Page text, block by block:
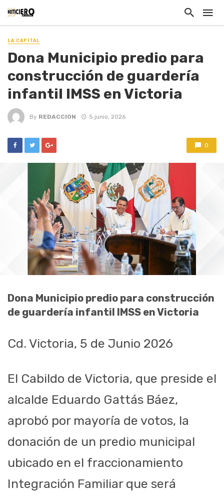
LA CAPITAL
Dona Municipio predio para
construcción de guardería
infantil IMSS en Victoria
By REDACCION 5 junio, 2026
0
Dona Municipio predio para construcción
de guardería infantil IMSS en Victoria
Cd. Victoria, 5 de Junio 2026
El Cabildo de Victoria, que preside el
alcalde Eduardo Gattás Báez,
aprobó por mayoría de votos, la
donación de un predio municipal
ubicado en el fraccionamiento
Integración Familiar que será